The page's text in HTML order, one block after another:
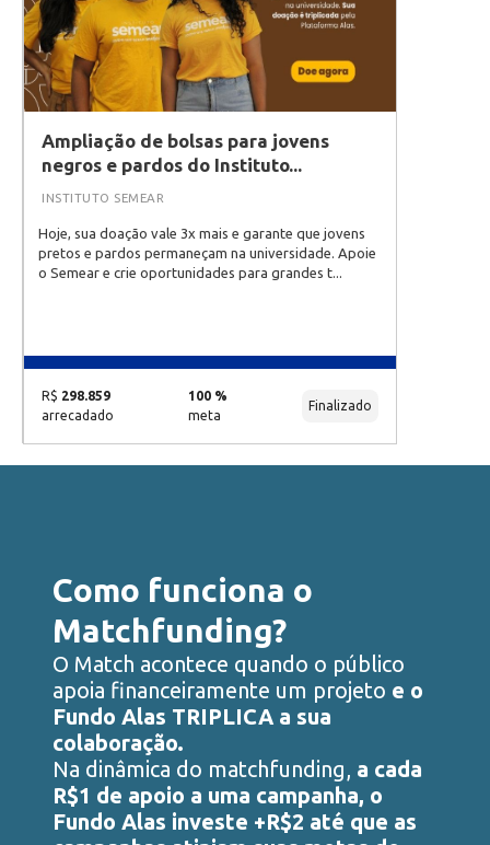
Ampliação de bolsas para jovens
negros e pardos do Instituto...
INSTITUTO SEMEAR
Hoje, sua doação vale 3x mais e garante que jovens
pretos e pardos permaneçam na universidade. Apoie
o Semear e crie oportunidades para grandes t...
R$ 298.859
arrecadado
100 %
meta
Finalizado
Como funciona o
Matchfunding?
O Match acontece quando o público
apoia financeiramente um projeto e o
Fundo Alas TRIPLICA a sua
colaboração.
Na dinâmica do matchfunding, a cada
R$1 de apoio a uma campanha, o
Fundo Alas investe +R$2 até que as